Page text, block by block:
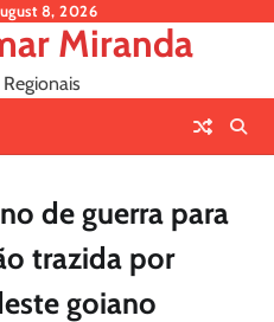
8, 2026
Miranda
de guerra para
trazida por
goiano